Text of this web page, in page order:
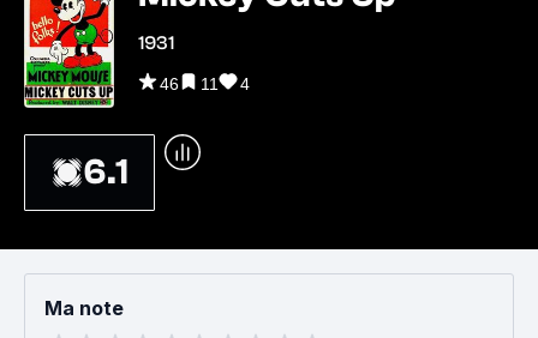
1931
46 11 4
6.1
Ma note